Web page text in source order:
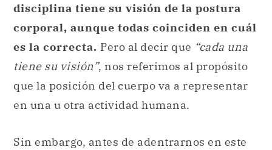
disciplina tiene su visión de la postura
corporal, aunque todas coinciden en cuál
es la correcta. Pero al decir que “cada una
tiene su visión”, nos referimos al propósito
que la posición del cuerpo va a representar
en una u otra actividad humana.
Sin embargo, antes de adentrarnos en este